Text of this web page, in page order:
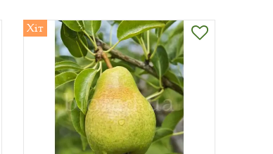
Хіт